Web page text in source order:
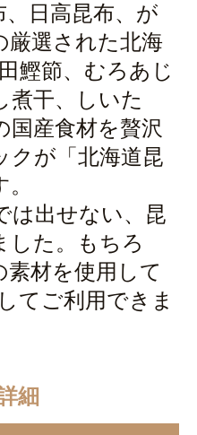
日高昆布、が
厳選された北海
鰹節、むろあじ
煮干、しいた
国産食材を贅沢
クが「北海道昆
は出せない、昆
した。もちろ
素材を使用して
てご利用できま
細